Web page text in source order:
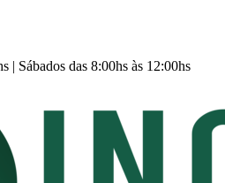
| Sábados das 8:00hs às 12:00hs